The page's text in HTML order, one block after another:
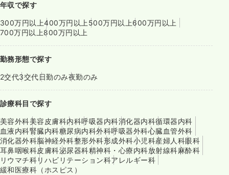
年収で探す
300万円以上400万円以上 500万円以上600万円以上
700万円以上800万円以上
勤務形態で探す
2交代3交代日勤のみ夜勤のみ
診療科目で探す
美容外科美容皮膚科内科呼吸器内科消化器内科循環器内科
血液内科腎臓内科糖尿病内科外科呼吸器外科心臓血管外科
消化器外科脳神経外科整形外科形成外科小児科産婦人科眼科
耳鼻咽喉科皮膚科泌尿器科精神科・心療内科放射線科麻酔科
リウマチ科リハビリテーション科アレルギー科
緩和医療科（ホスピス）